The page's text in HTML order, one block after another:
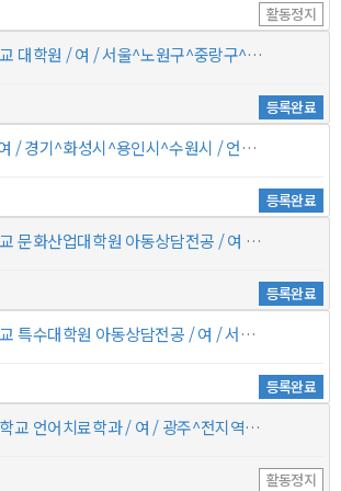
활동정지
서울 / 성신여자대학교 대학원 / 여 / 서울^노원구^중랑구^성북구 / 음악치료사 이상 / 2010.03~2012.02##백석예술대학교 실용음악과 전문학사 2012.08~2014.0
등록완료
경기 / 단국대학교 / 여 / 경기^화성시^용인시^수원시 / 언어치료사 이상 / 2015년 03월 ~현재##단국대학교 일반대학원 언어병리학과
등록완료
경기 / 덕성여자대학교 문화산업대학원 아동상담전공 / 여 / 경기^부천시^상동^중동 / 놀이(모래)치료사 이상 / 20150901~201802##덕성여자대학교 문화산업대학원 아동상담 수료(졸업예정)
등록완료
서울 / 덕성여자대학교 특수대학원 아동상담전공 / 여 / 서울^강북구^도봉구^노원구 / 놀이(모래)치료사 이상 / 2010-2~2015-2##덕성여자대학교 아동가족학과 2015-8~현재##덕성여자대학교 특
등록완료
광주 / 대구사이버대학교 언어치료학과 / 여 / 광주^전지역^^ / 언어치료사 이상 / 1997년 2월 졸업##광주여자대학교 사무자동화과 2017년 2월 18일 졸업##대구사이버
활동정지